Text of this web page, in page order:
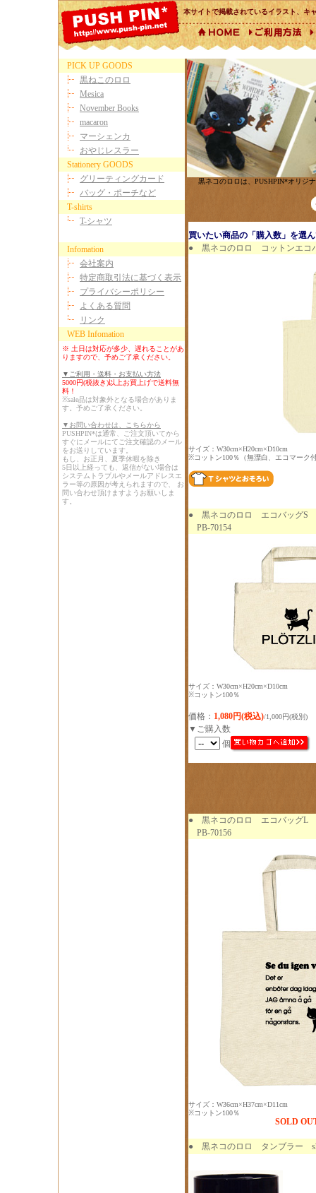
本サイトで掲載されているイラスト、キ
PICK UP GOODS
黒ねこのロロ
Mesica
November Books
macaron
マーシェンカ
おやじレスラー
Stationery GOODS
グリーティングカード
バッグ・ポーチなど
T-shirts
T-シャツ
Infomation
会社案内
特定商取引法に基づく表示
プライバシーポリシー
よくある質問
リンク
WEB Infomation
※ 土日は対応が多少、遅れることがあ
りますので、予めご了承ください。
▼ご利用・送料・お支払い方法
5000円(税抜き)以上お買上げで送料無
料！
※sale品は対象外となる場合がありま
す。予めご了承ください。
▼お問い合わせは、こちらから
PUSHPIN*は通常、ご注文頂いてから
すぐにメールにてご注文確認のメール
をお送りしています。
もし、お正月、夏季休暇を除き
5日以上経っても、返信がない場合は
システムトラブルやメールアドレスエ
ラー等の原因が考えられますので、 お
問い合わせ頂けますようお願いしま
す。
黒ネコのロロは、PUSHPIN*オリジ
買いたい商品の「購入数」を選
● 黒ネコのロロ コットンエコ
サイズ：W30cm×H20cm×D10cm
※コットン100％（無漂白、エコマーク
● 黒ネコのロロ エコバッグS
PB-70154
サイズ：W30cm×H20cm×D10cm
※コットン100％
価格： 1,080円(税込)/1,000円(税別)
▼ご購入数
個
● 黒ネコのロロ エコバッグL
PB-70156
サイズ：W36cm×H37cm×D11cm
※コットン100％
SOLD
● 黒ネコのロロ タンブラー